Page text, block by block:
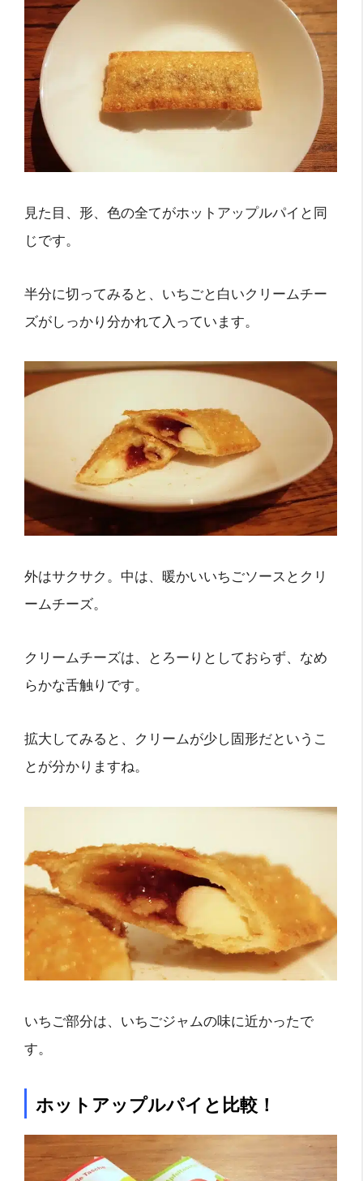
見た目、形、色の全てがホットアップルパイと同
じです。
半分に切ってみると、いちごと白いクリームチー
ズがしっかり分かれて入っています。
外はサクサク。中は、暖かいいちごソースとクリ
ームチーズ。
クリームチーズは、とろーりとしておらず、なめ
らかな舌触りです。
拡大してみると、クリームが少し固形だというこ
とが分かりますね。
いちご部分は、いちごジャムの味に近かったで
す。
ホットアップルパイと比較！